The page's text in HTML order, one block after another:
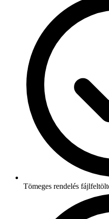
Tömeges rendelés